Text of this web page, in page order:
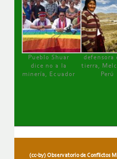
Pueblo Shuar
dice no a la
minería, Ecuador
defensora
tierra,
Perú
(cc-by) Observatorio de Conflictos